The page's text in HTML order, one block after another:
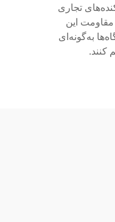
تجاری
این
به‌گونه‌ای
کنند.